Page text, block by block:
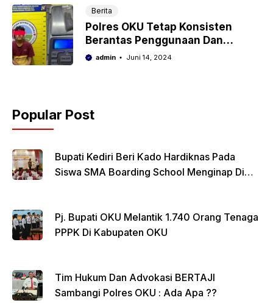
Berita
Polres OKU Tetap Konsisten
Berantas Penggunaan Dan
Penyalahgunaan Narkoba Di OKU
admin Juni 14, 2024
Popular Post
Bupati Kediri Beri Kado Hardiknas Pada
Siswa SMA Boarding School Menginap Di
Pj. Bupati OKU Melantik 1.740 Orang Tenaga
PPPK Di Kabupaten OKU
Tim Hukum Dan Advokasi BERTAJI
Sambangi Polres OKU : Ada Apa ??